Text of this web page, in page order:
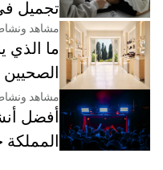
تجميل
مشاهد
ما الذي
مشاهد
أفضل